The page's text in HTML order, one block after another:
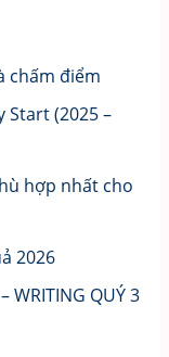
chấm điểm
Start (2025 –
hợp nhất cho
2026
WRITING QUÝ 3